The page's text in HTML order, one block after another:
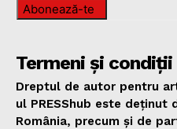
Abonează-te
Termeni și condiții
Dreptul de autor pentru
ul PRESShub este deținut
România, precum și de